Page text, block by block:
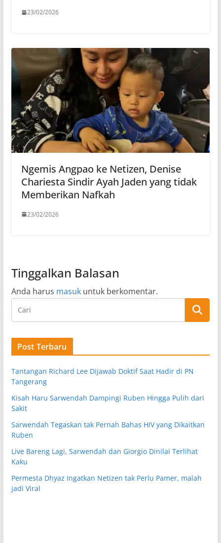
23/02/2026
Ngemis Angpao ke Netizen, Denise
Chariesta Sindir Ayah Jaden yang tidak
Memberikan Nafkah
23/02/2026
Tinggalkan Balasan
Anda harus masukuntuk berkomentar.
Post Terbaru
Tantangan Richard Lee Dijawab Doktif Saat Hadir di PN
Tangerang
Kisah Haru Sarwendah Dampingi Ruben Hingga Pulih dari
Sakit
Sarwendah Tegaskan tak Pernah Bahas HIV yang Dikaitkan
Ruben
Live Bareng Lagi, Sarwendah dan Giorgio Dinilai Terlihat
Kaku
Permesta Dhyaz Ingatkan Netizen tak Perlu Pamer, malah
jadi Viral